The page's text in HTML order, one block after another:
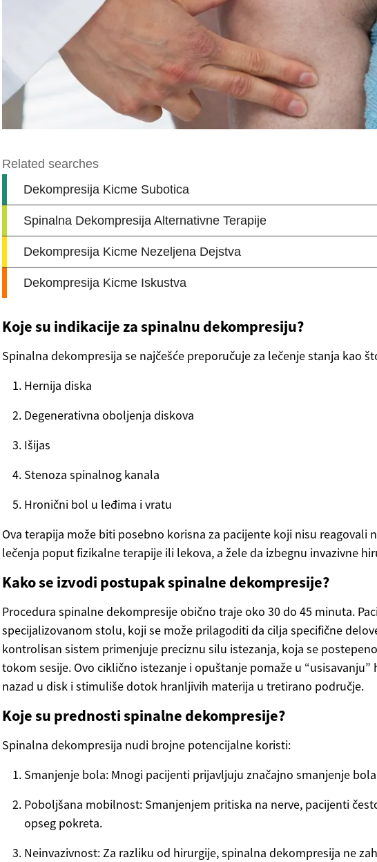
Koje su indikacije za spinalnu dekompresiju?
Spinalna dekompresija se najčešće preporučuje za lečenje stanja kao
Hernija diska
Degenerativna oboljenja diskova
Išijas
Stenoza spinalnog kanala
Hronični bol u leđima i vratu
Ova terapija može biti posebno korisna za pacijente koji nisu reagovali
lečenja poput fizikalne terapije ili lekova, a žele da izbegnu invazivne
Kako se izvodi postupak spinalne dekompresije?
Procedura spinalne dekompresije obično traje oko 30 do 45 minuta.
specijalizovanom stolu, koji se može prilagoditi da cilja specifične
kontrolisan sistem primenjuje preciznu silu istezanja, koja se
tokom sesije. Ovo ciklično istezanje i opuštanje pomaže u
nazad u disk i stimuliše dotok hranljivih materija u tretirano područje.
Koje su prednosti spinalne dekompresije?
Spinalna dekompresija nudi brojne potencijalne koristi:
Smanjenje bola: Mnogi pacijenti prijavljuju značajno smanjenje
Poboljšana mobilnost: Smanjenjem pritiska na nerve, pacijenti
opseg pokreta.
Neinvazivnost: Za razliku od hirurgije, spinalna dekompresija ne